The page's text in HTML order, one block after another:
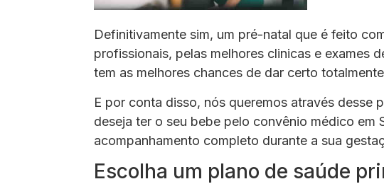
Definitivamente sim, um pré-natal que é feito
profissionais, pelas melhores clinicas e exames
tem as melhores chances de dar certo
E por conta disso, nós queremos através desse
deseja ter o seu bebe pelo convênio médico em
acompanhamento completo durante a sua
Escolha um plano de saúde